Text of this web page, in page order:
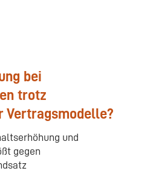
bei
trotz
Vertragsmodelle?
und
gegen